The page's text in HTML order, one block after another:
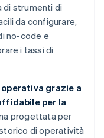
di strumenti di
da configurare,
no-code e
i tassi di
grazie a
per la
progettata per
di operatività